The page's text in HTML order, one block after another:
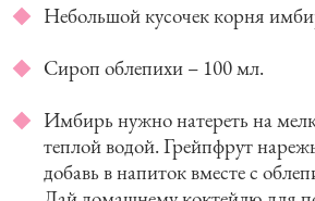
Небольшой кусочек корня
Сироп облепихи – 100 мл.
Имбирь нужно натереть на
теплой водой. Грейпфрут
добавь в напиток вместе с